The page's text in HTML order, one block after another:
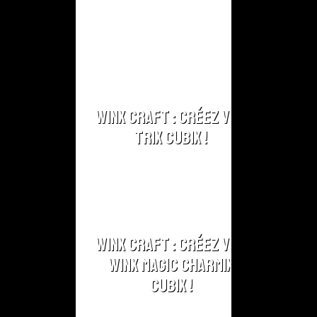
Winx Craft : Créez vos
Trix Cubix !
Winx Craft : Créez vos
Winx Magic Charmix
Cubix !